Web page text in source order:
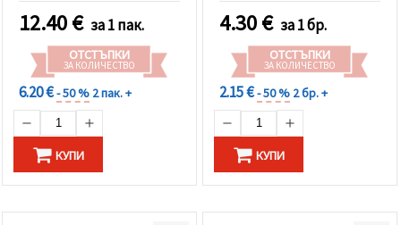
12.40€ за 1 пак.
ОТСТЪПКИ
ЗА КОЛИЧЕСТВО
6.20 €- 50 % 2 пак. +
КУПИ
4.30€ за 1 бр.
ОТСТЪПКИ
ЗА КОЛИЧЕСТВО
2.15 €- 50 % 2 бр. +
КУПИ